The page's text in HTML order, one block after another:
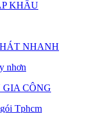
KHẨU
NHANH
CÔNG